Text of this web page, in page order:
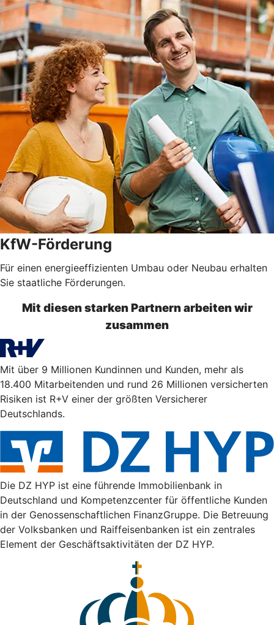
KfW-Förderung
Für einen energieeffizienten Umbau oder Neubau erhalten
Sie staatliche Förderungen.
Mit diesen starken Partnern arbeiten wir
zusammen
Mit über 9 Millionen Kundinnen und Kunden, mehr als
18.400 Mitarbeitenden und rund 26 Millionen versicherten
Risiken ist R+V einer der größten Versicherer
Deutschlands.
Die DZ HYP ist eine führende Immobilienbank in
Deutschland und Kompetenzcenter für öffentliche Kunden
in der Genossenschaftlichen FinanzGruppe. Die Betreuung
der Volksbanken und Raiffeisenbanken ist ein zentrales
Element der Geschäftsaktivitäten der DZ HYP.